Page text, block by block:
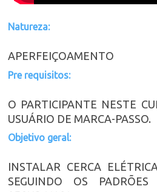
Natureza:
APERFEIÇOAMENTO
Pre requisitos:
O PARTICIPANTE NESTE
USUÁRIO DE MARCA-PASSO.
Objetivo geral:
INSTALAR CERCA
SEGUINDO OS